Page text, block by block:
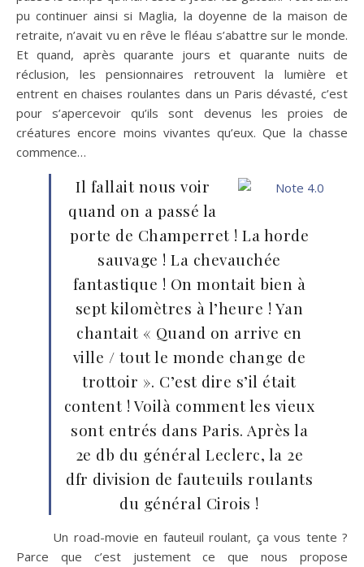
pu continuer ainsi si Maglia, la doyenne de la maison de
retraite, n’avait vu en rêve le fléau s’abattre sur le monde.
Et quand, après quarante jours et quarante nuits de
réclusion, les pensionnaires retrouvent la lumière et
entrent en chaises roulantes dans un Paris dévasté, c’est
pour s’apercevoir qu’ils sont devenus les proies de
créatures encore moins vivantes qu’eux. Que la chasse
commence…
Il fallait nous voir
quand on a passé la
porte de Champerret ! La horde
sauvage ! La chevauchée
fantastique ! On montait bien à
sept kilomètres à l’heure ! Yan
chantait « Quand on arrive en
ville / tout le monde change de
trottoir ». C’est dire s’il était
content ! Voilà comment les vieux
sont entrés dans Paris. Après la
2e db du général Leclerc, la 2e
dfr division de fauteuils roulants
du général Cirois !
Un road-movie en fauteuil roulant, ça vous tente ?
Parce que c’est justement ce que nous propose